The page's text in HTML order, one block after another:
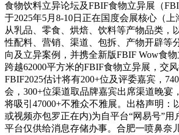
食物饮料立异论坛及FBIF食物立异展（
于2025年5月8-10日正在国度会展核心（
从乳品、零食、烘焙、饮料等产物品类，
性配料、营销、渠道、包拆、产物开辟等
向及立异案例，并携全新版FBIF Wow食物
跨越62000平方米的FBIF食物立异展，交风
FBIF2025估计将有200+位及评委嘉宾，
会，300+位渠道取品牌嘉宾出席渠道晚宴
将吸引47000+不雅众不雅展。出格声明：
或视频亦包罗正在内)为自平台“网易号”用
平台仅供给消息存储办事。合肥一喷鼻奈